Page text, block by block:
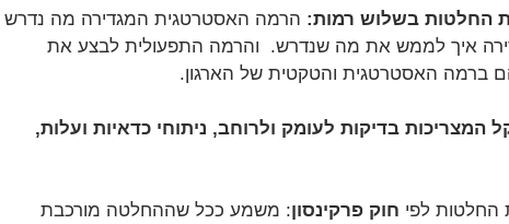
החלטות בשלוש רמות: הרמה האסטרטגית המגדירה מה נדרש
איך לממש את מה שנדרש.  והרמה התפעולית לבצע את
ברמה האסטרטגית והטקטית של הארגון.
בדיקות לעומק ולרוחב, ניתוחי כדאיות ועלות,
החלטות לפי חוק פרקינסון: משמע ככל שההחלטה מורכבת